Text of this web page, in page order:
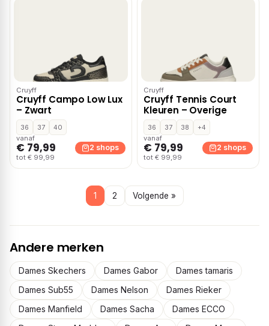
Cruyff
Cruyff Campo Low Lux
– Zwart
36 37
40
vanaf
€ 79,99
tot € 99,99
2 shops
Cruyff
Cruyff Tennis Court
Kleuren – Overige
36 37 38
+4
vanaf
€ 79,99
tot € 99,99
2 shops
1 2 Volgende »
Andere merken
Dames Skechers Dames Gabor
Dames tamaris
Dames Sub55
Dames Nelson
Dames Rieker
Dames Manfield
Dames Sacha
Dames ECCO